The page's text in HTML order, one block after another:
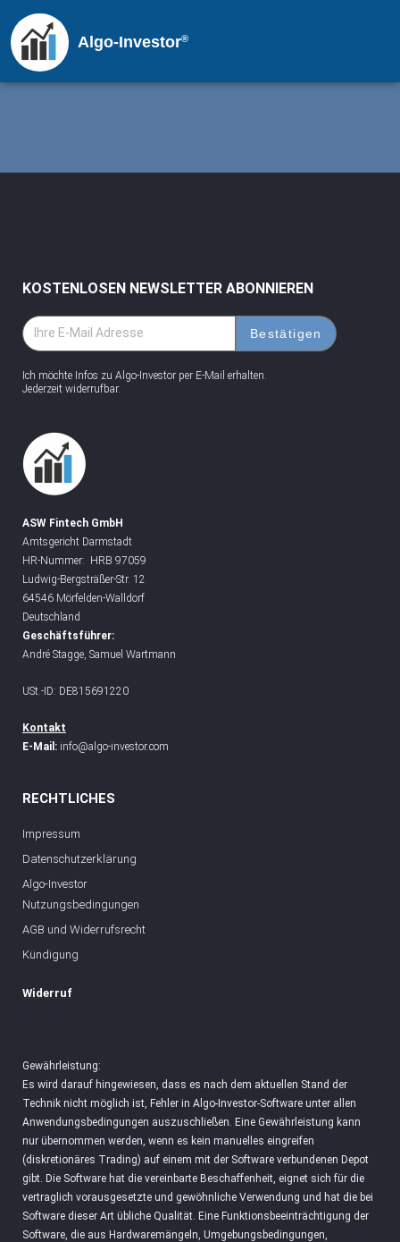
Algo-Investor®
KOSTENLOSEN NEWSLETTER ABONNIEREN
Bestätigen
Ich möchte Infos zu Algo-Investor per E-Mail erhalten.
Jederzeit widerrufbar.
ASW Fintech GmbH
Amtsgericht Darmstadt
HR-Nummer: HRB 97059
Ludwig-Bergsträßer-Str. 12
64546 Mörfelden-Walldorf
Deutschland
Geschäftsführer:
André Stagge, Samuel Wartmann
USt.-ID: DE815691220
Kontakt
E-Mail: info@algo-investor.com
RECHTLICHES
Impressum
Datenschutzerklärung
Algo-Investor
Nutzungsbedingungen
AGB und Widerrufsrecht
Kündigung
Widerruf
Gewährleistung:
Es wird darauf hingewiesen, dass es nach dem aktuellen Stand der
Technik nicht möglich ist, Fehler in Algo-Investor-Software unter allen
Anwendungsbedingungen auszuschließen. Eine Gewährleistung kann
nur übernommen werden, wenn es kein manuelles eingreifen
(diskretionäres Trading) auf einem mit der Software verbundenen Depot
gibt. Die Software hat die vereinbarte Beschaffenheit, eignet sich für die
vertraglich vorausgesetzte und gewöhnliche Verwendung und hat die bei
Software dieser Art übliche Qualität. Eine Funktionsbeeinträchtigung der
Software, die aus Hardwaremängeln, Umgebungsbedingungen,